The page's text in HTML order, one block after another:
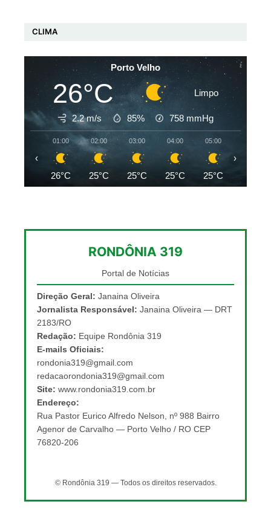
CLIMA
Porto Velho
26°C Limpo
2.2 m/s 85% 758 mmHg
01:00
26°C
02:00
25°C
03:00
25°C
04:00
25°C
05:00
25°C
‹ ›
RONDÔNIA 319
Portal de Notícias
Direção Geral: Janaina Oliveira
Jornalista Responsável: Janaina Oliveira — DRT
2183/RO
Redação: Equipe Rondônia 319
E-mails Oficiais:
rondonia319@gmail.com
redacaorondonia319@gmail.com
Site: www.rondonia319.com.br
Endereço:
Rua Pastor Eurico Alfredo Nelson, nº 988 Bairro
Agenor de Carvalho — Porto Velho / RO CEP
76820-206
© Rondônia 319 — Todos os direitos reservados.